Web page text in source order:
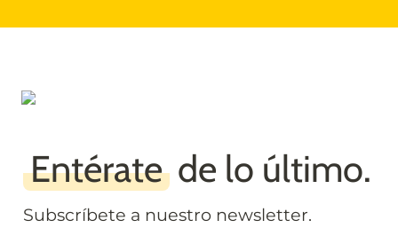
Entérate de lo último.
Subscríbete a nuestro newsletter.